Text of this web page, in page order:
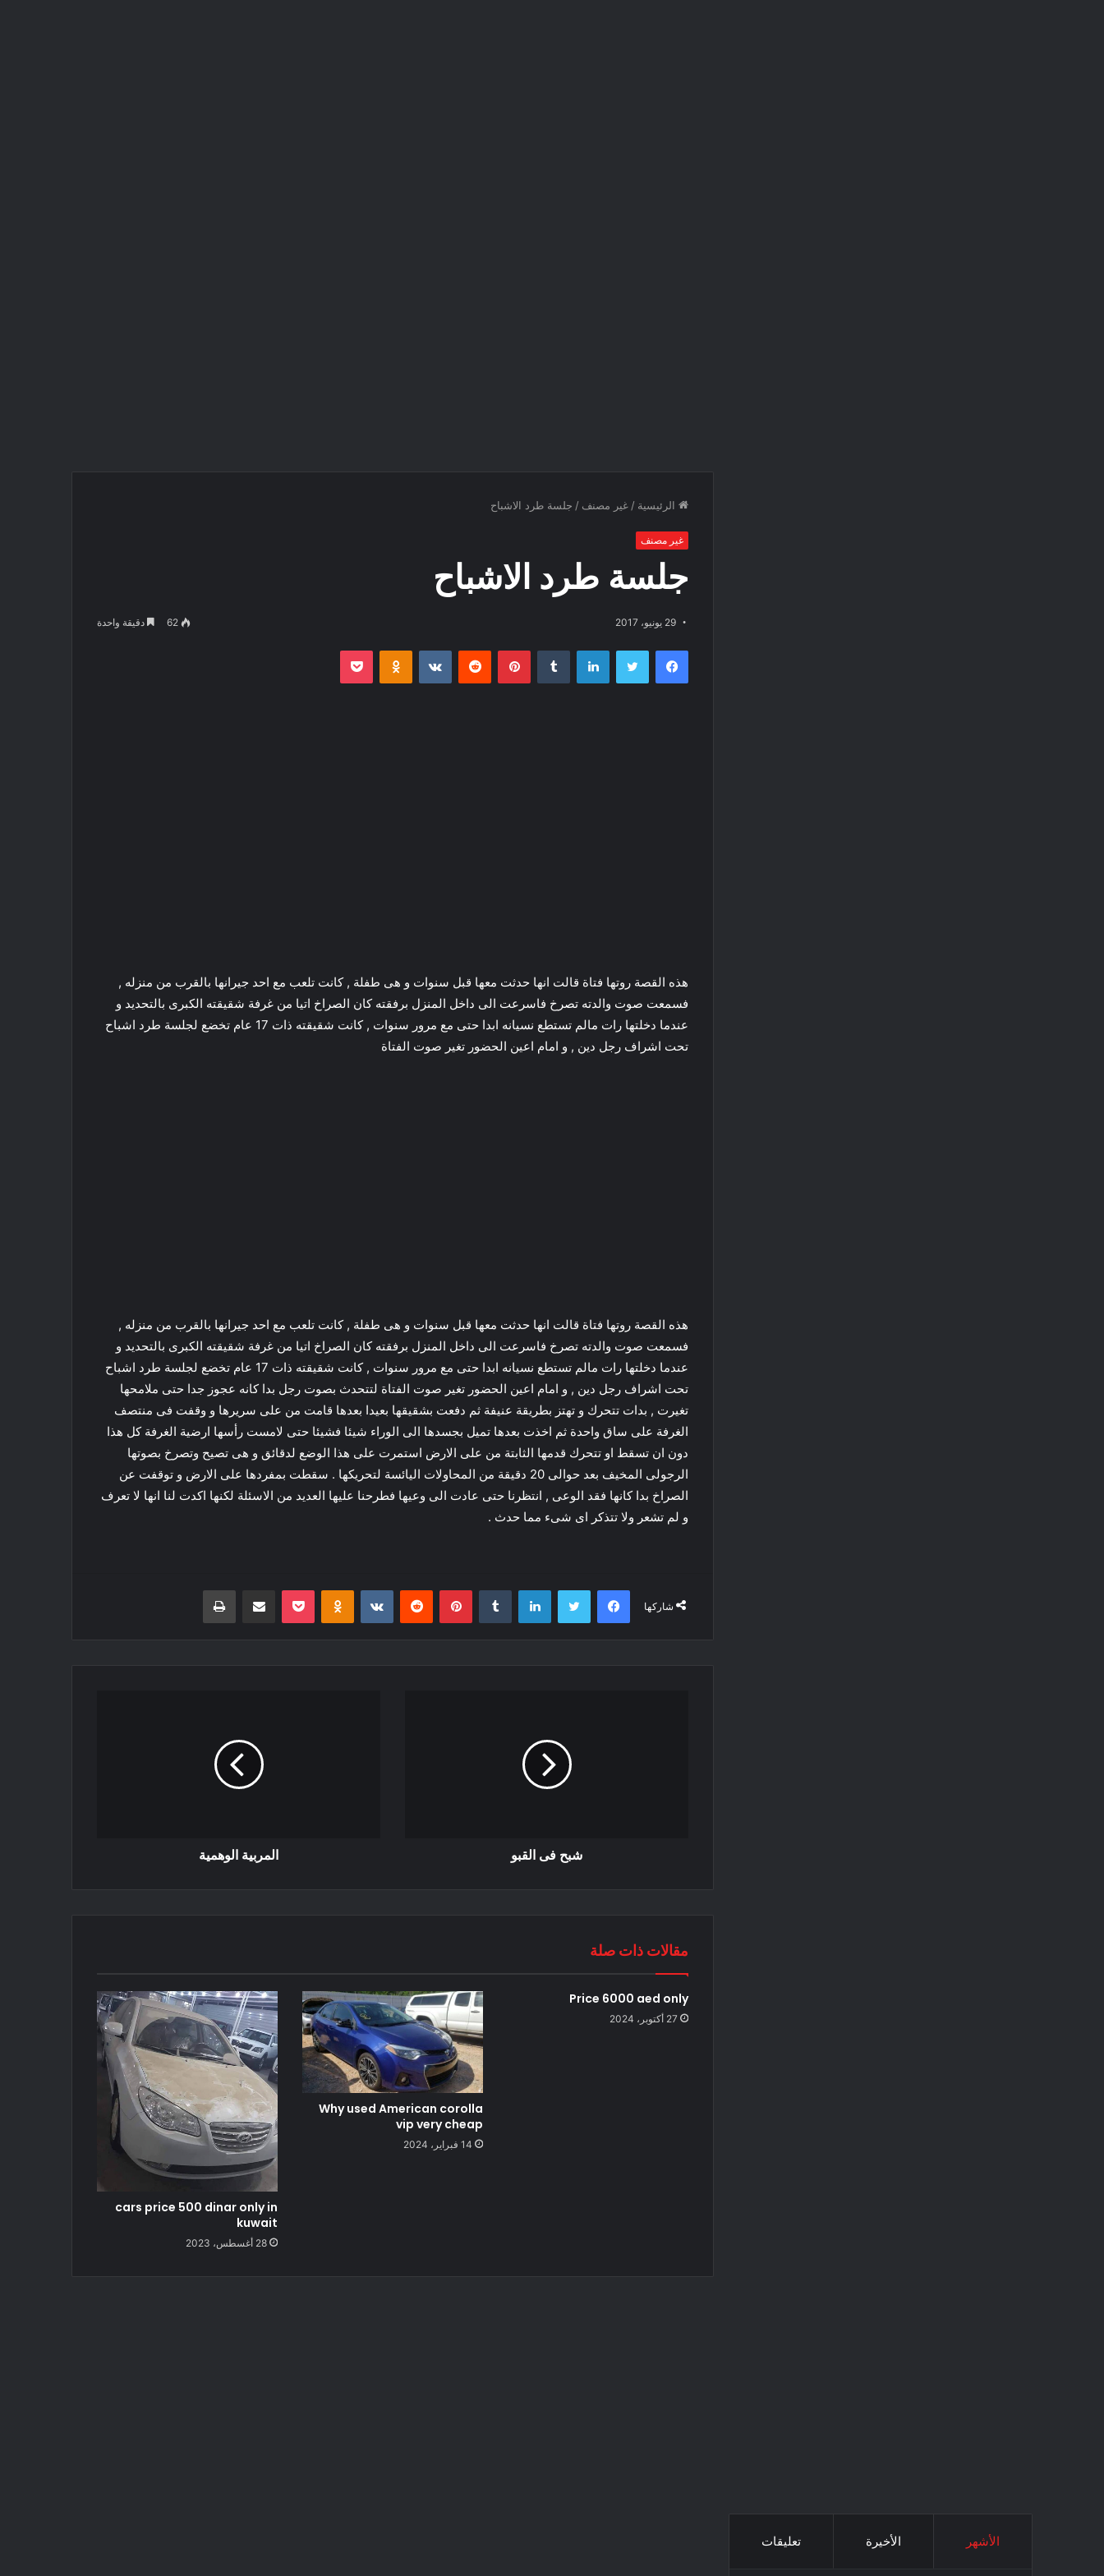
الرئيسية / غير مصنف / جلسة طرد الاشباح
غير مصنف
جلسة طرد الاشباح
29 يونيو، 2017 62 دقيقة واحدة
فيسبوك لينكدإن بينتيريست
هذه القصة روتها فتاة قالت انها حدثت معها قبل سنوات و هى طفلة , كانت تلعب مع احد جيرانها بالقرب من منزله ,
فسمعت صوت والدته تصرخ فاسرعت الى داخل المنزل برفقته كان الصراخ اتيا من غرفة شقيقته الكبرى بالتحديد و
عندما دخلتها رات مالم تستطع نسيانه ابدا حتى مع مرور سنوات , كانت شقيقته ذات 17 عام تخضع لجلسة طرد اشباح
تحت اشراف رجل دين , و امام اعين الحضور تغير صوت الفتاة
هذه القصة روتها فتاة قالت انها حدثت معها قبل سنوات و هى طفلة , كانت تلعب مع احد جيرانها بالقرب من منزله ,
فسمعت صوت والدته تصرخ فاسرعت الى داخل المنزل برفقته كان الصراخ اتيا من غرفة شقيقته الكبرى بالتحديد و
عندما دخلتها رات مالم تستطع نسيانه ابدا حتى مع مرور سنوات , كانت شقيقته ذات 17 عام تخضع لجلسة طرد اشباح
تحت اشراف رجل دين , و امام اعين الحضور تغير صوت الفتاة لتتحدث بصوت رجل بدا كانه عجوز جدا حتى ملامحها
تغيرت , بدات تتحرك و تهتز بطريقة عنيفة ثم دفعت بشقيقها بعيدا بعدها قامت من على سريرها و وقفت فى منتصف
الغرفة على ساق واحدة ثم اخذت بعدها تميل بجسدها الى الوراء شيئا فشيئا حتى لامست رأسها ارضية الغرفة كل هذا
دون ان تسقط او تتحرك قدمها الثابتة من على الارض استمرت على هذا الوضع لدقائق و هى تصيح وتصرخ بصوتها
الرجولى المخيف بعد حوالى 20 دقيقة من المحاولات اليائسة لتحريكها . سقطت بمفردها على الارض و توقفت عن
الصراخ بدا كانها فقد الوعى , انتظرنا حتى عادت الى وعيها فطرحنا عليها العديد من الاسئلة لكنها اكدت لنا انها لا تعرف
و لم تشعر ولا تتذكر اى شىء مما حدث .
شاركها
فيسبوك لينكدإن بينتيريست
شبح فى القبو المربية الوهمية
مقالات ذات صلة
Price 6000 aed only
27 أكتوبر، 2024
Why used American corolla
vip very cheap
14 فبراير، 2024
cars price 500 dinar only in
kuwait
28 أغسطس، 2023
الأشهر الأخيرة تعليقات